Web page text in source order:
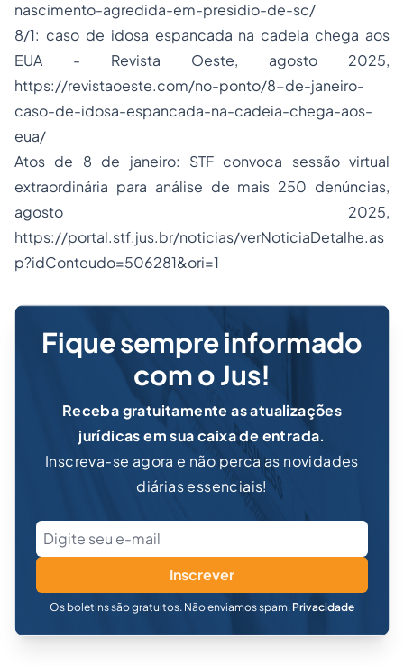
nascimento-agredida-em-presidio-de-sc/
8/1: caso de idosa espancada na cadeia chega aos
EUA - Revista Oeste, agosto 2025,
https://revistaoeste.com/no-ponto/8-de-janeiro-
caso-de-idosa-espancada-na-cadeia-chega-aos-
eua/
Atos de 8 de janeiro: STF convoca sessão virtual
extraordinária para análise de mais 250 denúncias,
agosto 2025,
https://portal.stf.jus.br/noticias/verNoticiaDetalhe.as
p?idConteudo=506281&ori=1
Fique sempre informado
com o Jus!
Receba gratuitamente as atualizações
jurídicas em sua caixa de entrada.
Inscreva-se agora e não perca as novidades
diárias essenciais!
Inscrever
Os boletins são gratuitos. Não enviamos spam. Privacidade